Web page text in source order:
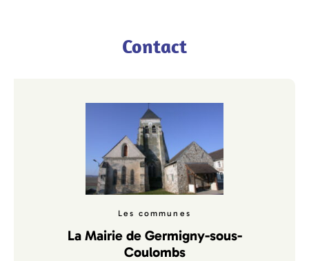
Contact
Les communes
La Mairie de Germigny-sous-
Coulombs